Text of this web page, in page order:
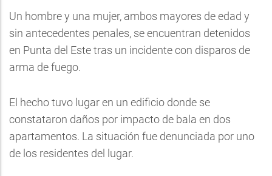
Un hombre y una mujer, ambos mayores de edad y
sin antecedentes penales, se encuentran detenidos
en Punta del Este tras un incidente con disparos de
arma de fuego.
El hecho tuvo lugar en un edificio donde se
constataron daños por impacto de bala en dos
apartamentos. La situación fue denunciada por uno
de los residentes del lugar.